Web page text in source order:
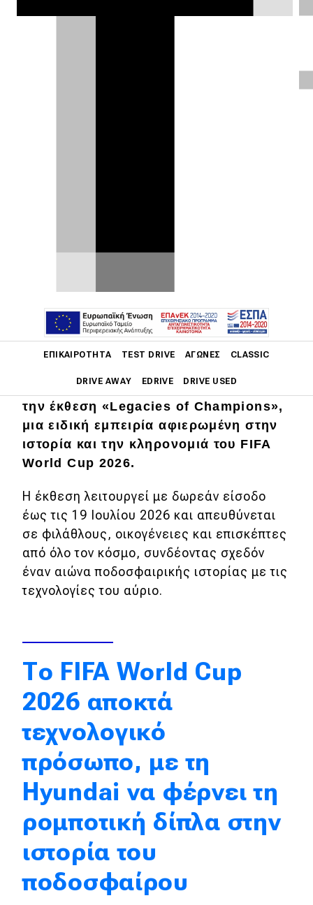
ΕΠΙΚΑΙΡΌΤΗΤΑ TEST DRIVE ΑΓΏΝΕΣ CLASSIC
DRIVE AWAY EDRIVE DRIVE USED
Main navigation
Επικαιρότητα
Νέα μοντέλα
Πρωτότυπα
Ελλάδα
Κόσμος
Τεχνολογία
Ασφάλεια
Απόψεις
Test Drive
Δοκιμή
Αποστολή
Συγκρίνουμε
Αγώνες
Formula 1
WRC
Hyundai να βάζει στο παιχνίδι και τα
Η Hyundai Motor Company και το FIFA
Rockefeller Center της Νέας Υόρκης
την έκθεση «Legacies of Champions»,
μια ειδική εμπειρία αφιερωμένη στην
ιστορία και την κληρονομιά του FIFA
World Cup 2026.
Η έκθεση λειτουργεί με δωρεάν είσοδο
έως τις 19 Ιουλίου 2026 και απευθύνεται
σε φιλάθλους, οικογένειες και επισκέπτες
από όλο τον κόσμο, συνδέοντας σχεδόν
έναν αιώνα ποδοσφαιρικής ιστορίας με τις
τεχνολογίες του αύριο.
Το FIFA World Cup
2026 αποκτά
τεχνολογικό
πρόσωπο, με τη
Hyundai να φέρνει τη
ρομποτική δίπλα στην
ιστορία του
ποδοσφαίρου